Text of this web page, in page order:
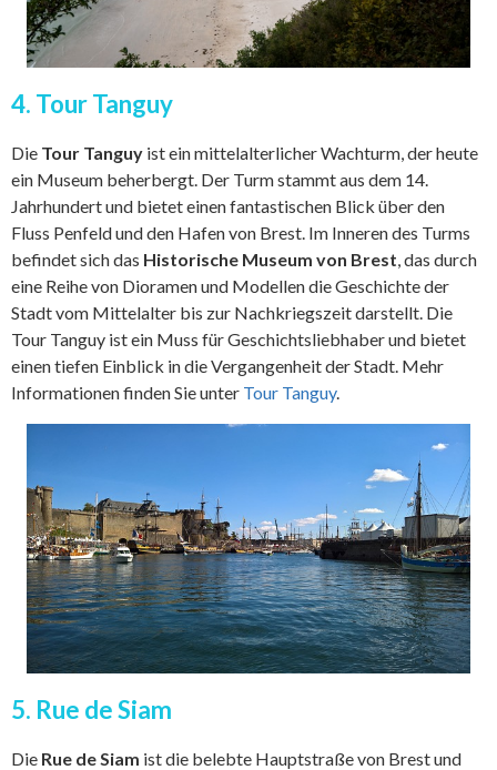
4. Tour Tanguy
Die Tour Tanguy ist ein mittelalterlicher Wachturm, der heute
ein Museum beherbergt. Der Turm stammt aus dem 14.
Jahrhundert und bietet einen fantastischen Blick über den
Fluss Penfeld und den Hafen von Brest. Im Inneren des Turms
befindet sich das Historische Museum von Brest , das durch
eine Reihe von Dioramen und Modellen die Geschichte der
Stadt vom Mittelalter bis zur Nachkriegszeit darstellt. Die
Tour Tanguy ist ein Muss für Geschichtsliebhaber und bietet
einen tiefen Einblick in die Vergangenheit der Stadt. Mehr
Informationen finden Sie unter Tour Tanguy.
5. Rue de Siam
Die Rue de Siam ist die belebte Hauptstraße von Brest und